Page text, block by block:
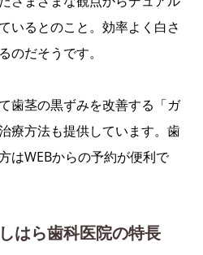
いるとのこと。効率よく白さ
のだそうです。
歯茎の黒ずみを改善する「ガ
療方法も提供しています。歯
はWEBからの予約が便利で
はら歯科医院の特長